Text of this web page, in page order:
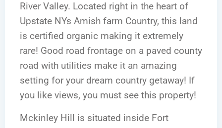
River Valley. Located right in the heart of
Upstate NYs Amish farm Country, this land
is certified organic making it extremely
rare! Good road frontage on a paved county
road with utilities make it an amazing
setting for your dream country getaway! If
you like views, you must see this property!
Mckinley Hill is situated inside Fort